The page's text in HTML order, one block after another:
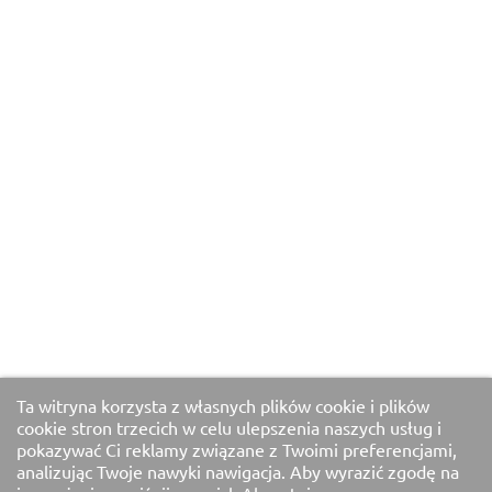
Ta witryna korzysta z własnych plików cookie i plików
cookie stron trzecich w celu ulepszenia naszych usług i
pokazywać Ci reklamy związane z Twoimi preferencjami,
analizując Twoje nawyki nawigacja. Aby wyrazić zgodę na